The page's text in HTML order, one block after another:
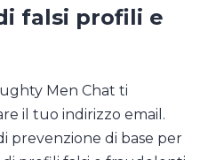
falsi profili e
Men Chat ti
il tuo indirizzo email.
prevenzione di base per